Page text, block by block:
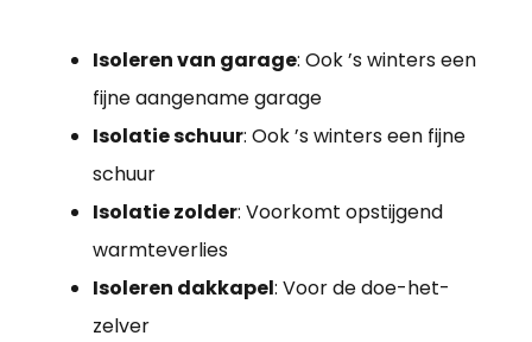
Isoleren van garage: Ook ’s winters een
fijne aangename garage
Isolatie schuur: Ook ’s winters een fijne
schuur
Isolatie zolder: Voorkomt opstijgend
warmteverlies
Isoleren dakkapel: Voor de doe-het-
zelver